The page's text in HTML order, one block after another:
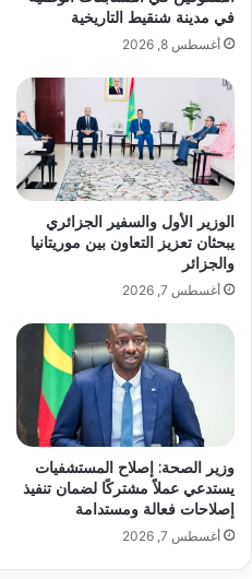
في مدينة شنقيط التاريخية
أغسطس 8, 2026
الوزير الأول والسفير الجزائري
يبحثان تعزيز التعاون بين موريتانيا
والجزائر
أغسطس 7, 2026
وزير الصحة: إصلاح المستشفيات
يستدعي عملاً مشتركًا لضمان تنفيذ
إصلاحات فعالة ومستدامة
أغسطس 7, 2026